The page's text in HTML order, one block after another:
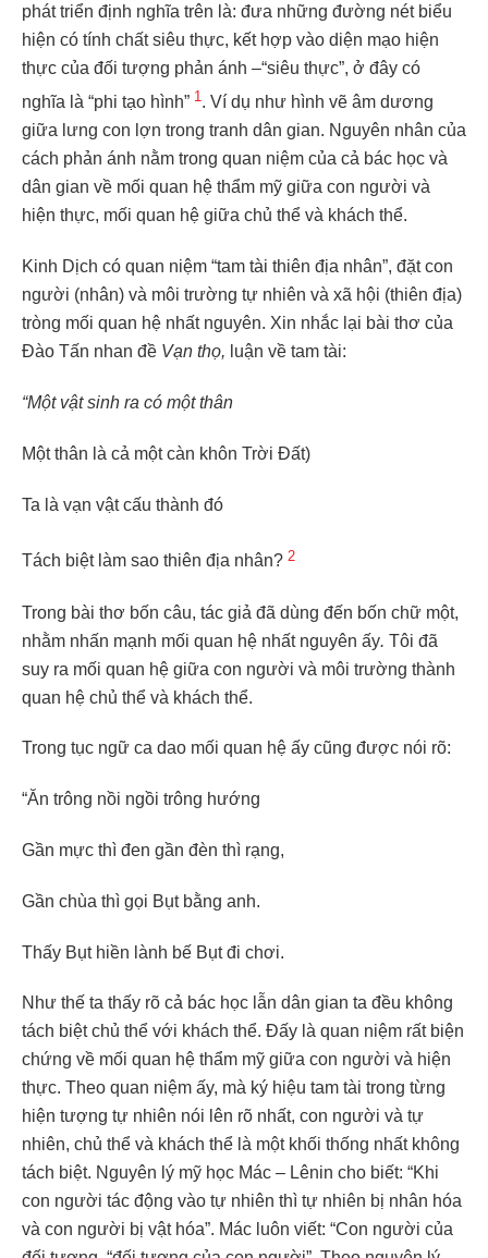
phát triển định nghĩa trên là: đưa những đường nét biểu
hiện có tính chất siêu thực, kết hợp vào diện mạo hiện
thực của đối tượng phản ánh –“siêu thực”, ở đây có
nghĩa là “phi tạo hình” 1. Ví dụ như hình vẽ âm dương
giữa lưng con lợn trong tranh dân gian. Nguyên nhân của
cách phản ánh nằm trong quan niệm của cả bác học và
dân gian về mối quan hệ thẩm mỹ giữa con người và
hiện thực, mối quan hệ giữa chủ thể và khách thể.
Kinh Dịch có quan niệm “tam tài thiên địa nhân”, đặt con
người (nhân) và môi trường tự nhiên và xã hội (thiên địa)
tròng mối quan hệ nhất nguyên. Xin nhắc lại bài thơ của
Đào Tấn nhan đề Vạn thọ, luận về tam tài:
“Một vật sinh ra có một thân
Một thân là cả một càn khôn Trời Đất)
Ta là vạn vật cấu thành đó
Tách biệt làm sao thiên địa nhân? 2
Trong bài thơ bốn câu, tác giả đã dùng đến bốn chữ một,
nhằm nhấn mạnh mối quan hệ nhất nguyên ấy. Tôi đã
suy ra mối quan hệ giữa con người và môi trường thành
quan hệ chủ thể và khách thể.
Trong tục ngữ ca dao mối quan hệ ấy cũng được nói rõ:
“Ăn trông nồi ngồi trông hướng
Gần mực thì đen gần đèn thì rạng,
Gần chùa thì gọi Bụt bằng anh.
Thấy Bụt hiền lành bế Bụt đi chơi.
Như thế ta thấy rõ cả bác học lẫn dân gian ta đều không
tách biệt chủ thể với khách thể. Đấy là quan niệm rất biện
chứng về mối quan hệ thẩm mỹ giữa con người và hiện
thực. Theo quan niệm ấy, mà ký hiệu tam tài trong từng
hiện tượng tự nhiên nói lên rõ nhất, con người và tự
nhiên, chủ thể và khách thể là một khối thống nhất không
tách biệt. Nguyên lý mỹ học Mác – Lênin cho biết: “Khi
con người tác động vào tự nhiên thì tự nhiên bị nhân hóa
và con người bị vật hóa”. Mác luôn viết: “Con người của